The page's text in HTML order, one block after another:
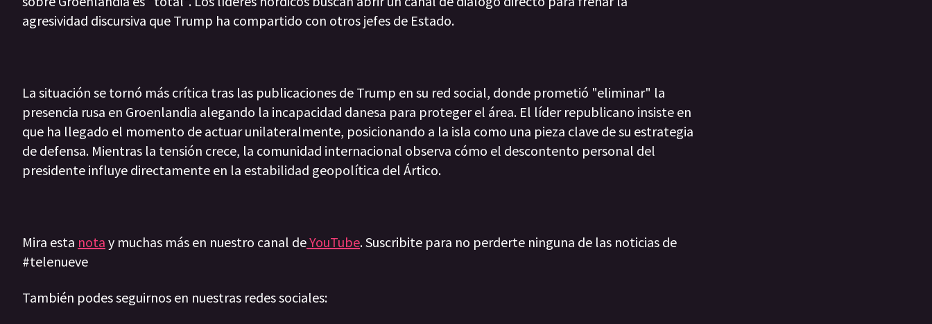
agresividad discursiva que Trump ha compartido con otros jefes de Estado.
La situación se tornó más crítica tras las publicaciones de Trump en su red social, donde prometió "eliminar" la
presencia rusa en Groenlandia alegando la incapacidad danesa para proteger el área. El líder republicano insiste en
que ha llegado el momento de actuar unilateralmente, posicionando a la isla como una pieza clave de su estrategia
de defensa. Mientras la tensión crece, la comunidad internacional observa cómo el descontento personal del
presidente influye directamente en la estabilidad geopolítica del Ártico.
Mira esta nota y muchas más en nuestro canal deYouTube. Suscribite para no perderte ninguna de las noticias de
#telenueve
También podes seguirnos en nuestras redes sociales: